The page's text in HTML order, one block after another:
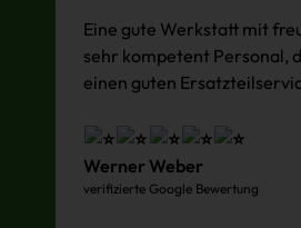
Eine gute Werkstatt mit
sehr kompetent Personal,
einen guten
Werner Weber
verifizierte Google Bewertung